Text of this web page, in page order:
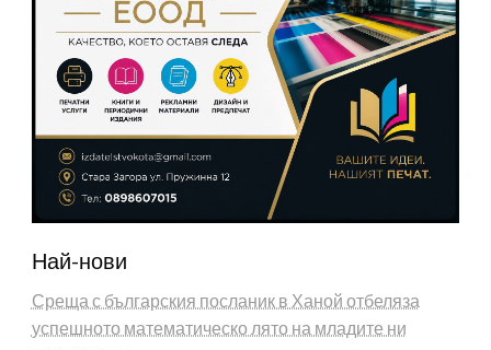
Най-нови
Среща с българския посланик в Ханой отбеляза
успешното математическо лято на младите ни